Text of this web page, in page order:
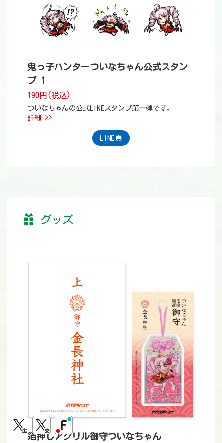
鬼っ子ハンターついなちゃん公式スタン
プ 1
190円(税込)
ついなちゃんの公式LINEスタンプ第一弾です。
詳細 >>
LINE頁
グッズ
箔押しアクリル御守ついなちゃん